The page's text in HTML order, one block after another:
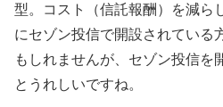
型。コスト（信託報酬）を減ら
にセゾン投信で開設されている
もしれませんが、セゾン投信を
とうれしいですね。